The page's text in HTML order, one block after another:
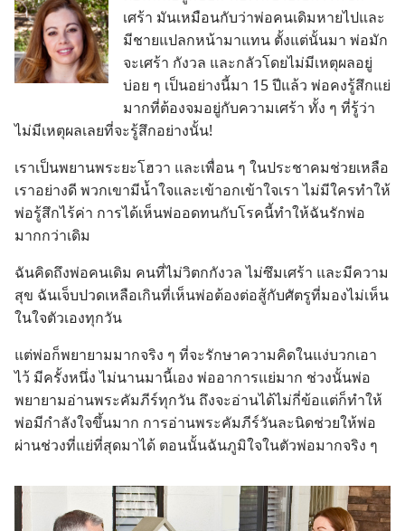
เศร้า มัน​เหมือน​กับ​ว่า​พ่อ​คน​เดิม​หาย​ไป​และ​
มี​ชาย​แปลก​หน้า​มา​แทน ตั้ง​แต่​นั้น​มา พ่อ​มัก​
จะ​เศร้า กังวล และ​กลัว​โดย​ไม่​มี​เหตุ​ผล​อยู่​
บ่อย ๆ เป็น​อย่าง​นี้​มา 15 ปี​แล้ว พ่อ​คง​รู้สึก​แย่​
มาก​ที่​ต้อง​จม​อยู่​กับ​ความ​เศร้า ทั้ง ๆ ที่​รู้​ว่า​
ไม่​มี​เหตุ​ผล​เลย​ที่​จะ​รู้สึก​อย่าง​นั้น!
เรา​เป็น​พยาน​พระ​ยะโฮวา และ​เพื่อน ๆ ใน​ประชาคม​ช่วยเหลือ​
เรา​อย่าง​ดี พวก​เขา​มี​น้ำใจ​และ​เข้า​อก​เข้าใจ​เรา ไม่​มี​ใคร​ทำ​ให้​
พ่อ​รู้สึก​ไร้​ค่า การ​ได้​เห็น​พ่อ​อด​ทน​กับ​โรค​นี้​ทำ​ให้​ฉัน​รัก​พ่อ​
มาก​กว่า​เดิม
ฉัน​คิด​ถึง​พ่อ​คน​เดิม คน​ที่​ไม่​วิตก​กังวล ไม่​ซึมเศร้า และ​มี​ความ​
สุข ฉัน​เจ็บ​ปวด​เหลือ​เกิน​ที่​เห็น​พ่อ​ต้อง​ต่อ​สู้​กับ​ศัตรู​ที่​มอง​ไม่​เห็น​
ใน​ใจ​ตัว​เอง​ทุก​วัน
แต่​พ่อ​ก็​พยายาม​มาก​จริง ๆ ที่​จะ​รักษา​ความ​คิด​ใน​แง่​บวก​เอา​
ไว้ มี​ครั้ง​หนึ่ง ไม่​นาน​มา​นี้​เอง พ่อ​อาการ​แย่​มาก ช่วง​นั้น​พ่อ​
พยายาม​อ่าน​พระ​คัมภีร์​ทุก​วัน ถึง​จะ​อ่าน​ได้​ไม่​กี่​ข้อ​แต่​ก็​ทำ​ให้​
พ่อ​มี​กำลังใจ​ขึ้น​มาก การ​อ่าน​พระ​คัมภีร์​วัน​ละ​นิด​ช่วย​ให้​พ่อ​
ผ่าน​ช่วง​ที่​แย่​ที่​สุด​มา​ได้ ตอน​นั้น​ฉัน​ภูมิ​ใจ​ใน​ตัว​พ่อ​มาก​จริง ๆ